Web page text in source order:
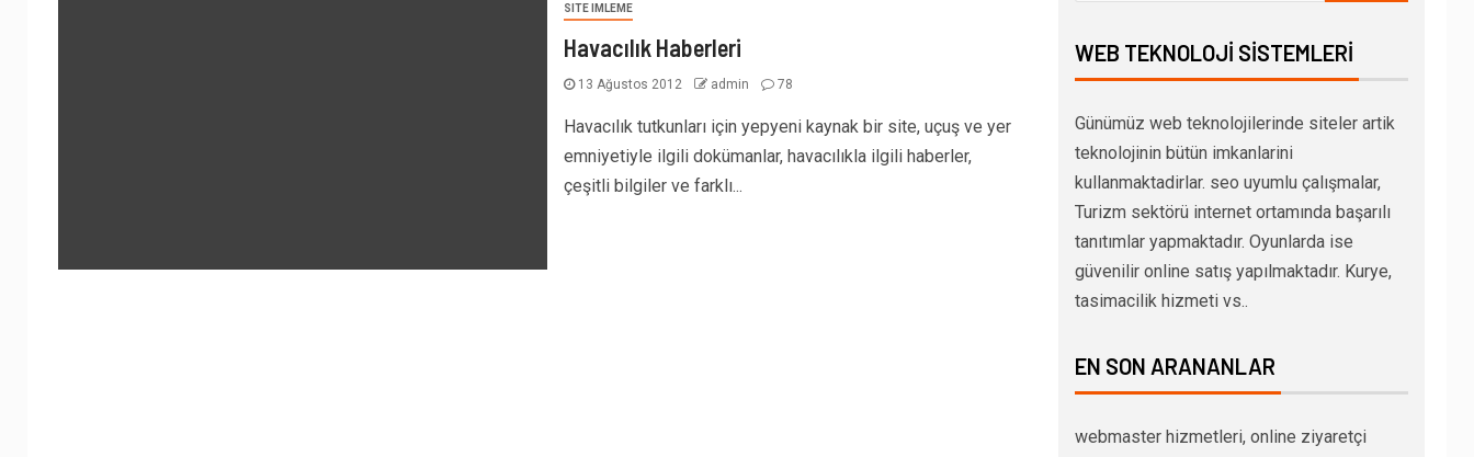
SITE IMLEME
Havacılık Haberleri
13 Ağustos 2012 admin 78
Havacılık tutkunları için yepyeni kaynak bir site, uçuş ve yer
emniyetiyle ilgili dokümanlar, havacılıkla ilgili haberler,
çeşitli bilgiler ve farklı...
WEB TEKNOLOJI SISTEMLERI
Günümüz web teknolojilerinde siteler artik
teknolojinin bütün imkanlarini
kullanmaktadirlar. seo uyumlu çalışmalar,
Turizm sektörü internet ortamında başarılı
tanıtımlar yapmaktadır. Oyunlarda ise
güvenilir online satış yapılmaktadır. Kurye,
tasimacilik hizmeti vs..
EN SON ARANANLAR
webmaster hizmetleri, online ziyaretçi